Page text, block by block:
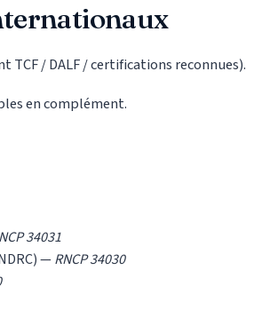
TCF / DALF / certifications reconnues).
en complément.
34031
—RNCP 34030